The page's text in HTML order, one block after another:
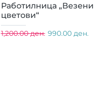
Работилница „Везени
цветови“
1,200.00 ден. 990.00 ден.